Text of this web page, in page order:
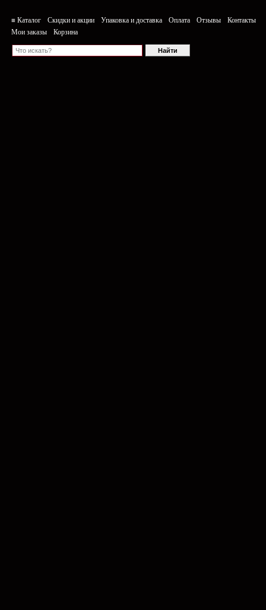
≡ Каталог Скидки и акции Упаковка и доставка Оплата Отзывы
Контакты
Мои заказы
Корзина